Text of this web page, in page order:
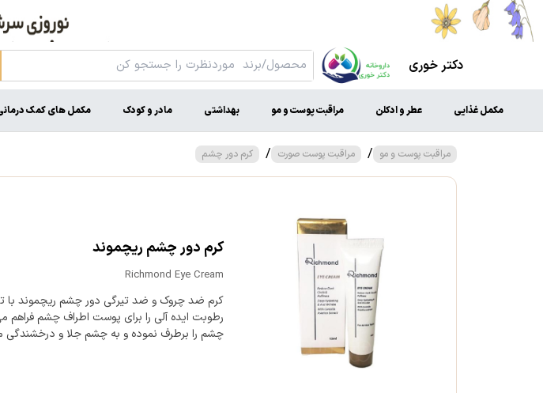
دکتر خوری
مکمل غذایی عطر و ادکلن مراقبت پوست و مو بهداشتی مادر و کودک مکمل های کمک
مراقبت پوست و مو / مراقبت پوست صورت / کرم دور چشم
کرم دور چشم ریچموند
Richmond Eye Cream
کرم ضد چروک و ضد تیرگی دور چشم ریچموند با
رطوبت ایده آلی را برای پوست اطراف چشم
چشم را برطرف نموده و به چشم جلا و